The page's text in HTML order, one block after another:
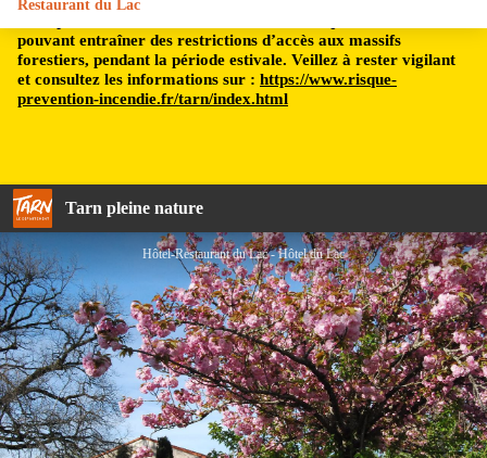
pouvant entraîner des restrictions d’accès aux massifs
forestiers, pendant la période estivale. Veillez à rester vigilant
et consultez les informations sur : https://www.risque-
prevention-incendie.fr/tarn/index.html
Tarn pleine nature
Restaurant du Lac
Hôtel-Restaurant du Lac - Hôtel du Lac